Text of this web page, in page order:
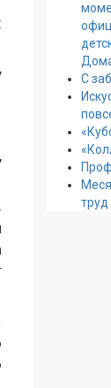
С